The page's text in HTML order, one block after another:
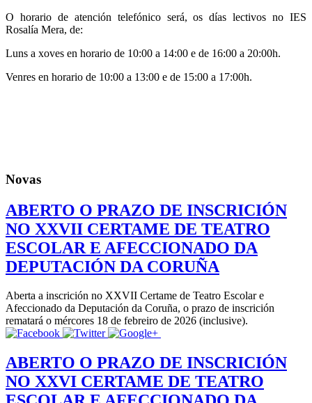
O horario de atención telefónico será, os días lectivos no IES
Rosalía Mera, de:
Luns a xoves en horario de 10:00 a 14:00 e de 16:00 a 20:00h.
Venres en horario de 10:00 a 13:00 e de 15:00 a 17:00h.
Novas
ABERTO O PRAZO DE INSCRICIÓN
NO XXVII CERTAME DE TEATRO
ESCOLAR E AFECCIONADO DA
DEPUTACIÓN DA CORUÑA
Aberta a inscrición no XXVII Certame de Teatro Escolar e
Afeccionado da Deputación da Coruña, o prazo de inscrición
rematará o mércores 18 de febreiro de 2026 (inclusive).
ABERTO O PRAZO DE INSCRICIÓN
NO XXVI CERTAME DE TEATRO